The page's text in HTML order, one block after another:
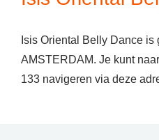
Isis Oriental Belly Dance is
AMSTERDAM. Je kunt
133 navigeren via deze